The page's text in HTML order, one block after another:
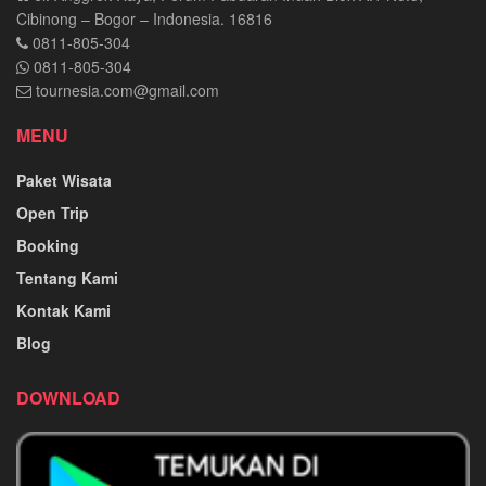
Cibinong – Bogor – Indonesia. 16816
0811-805-304
0811-805-304
tournesia.com@gmail.com
MENU
Paket Wisata
Open Trip
Booking
Tentang Kami
Kontak Kami
Blog
DOWNLOAD